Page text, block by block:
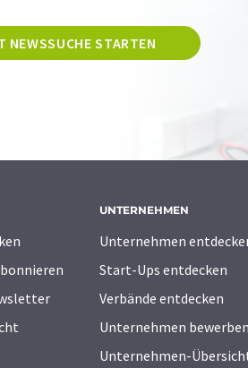
NEWSSUCHE STARTEN
UNTERNEHMEN
Unternehmen
Start-Ups entdecken
Verbände entdecken
Unternehmen bewerben
Unternehmen-